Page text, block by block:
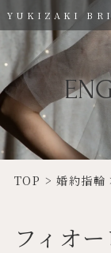
YUKIZAKI
TOP >婚約指輪
フィオー